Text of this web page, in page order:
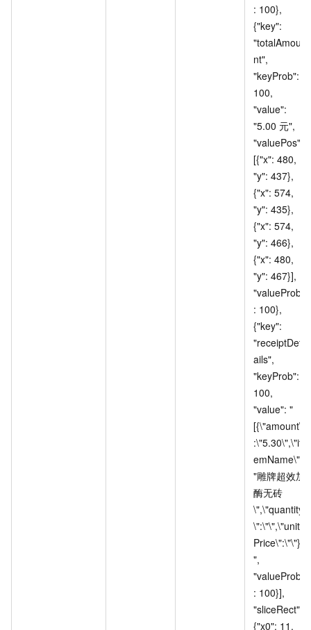
: 100},
{"key":
"totalAmou
nt",
"keyProb":
100,
"value":
"5.00 元",
"valuePos":
[{"x": 480,
"y": 437},
{"x": 574,
"y": 435},
{"x": 574,
"y": 466},
{"x": 480,
"y": 467}],
"valueProb"
: 100},
{"key":
"receiptDet
ails",
"keyProb":
100,
"value": "
[{\"amount\"
:\"5.30\",\"it
emName\":\
"雕牌超效加
酶无砖
\",\"quantity
\":\"\",\"unit
Price\":\"\"}]
",
"valueProb"
: 100}],
"sliceRect":
{"x0": 11,